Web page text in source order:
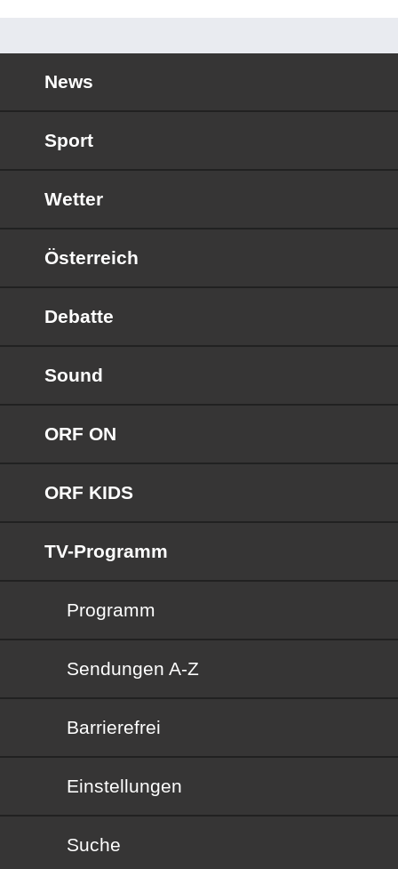
News
Sport
Wetter
Österreich
Debatte
Sound
ORF ON
ORF KIDS
TV-Programm
Programm
Sendungen von A bis Z
Sendungen A-Z
Barrierefrei
Barrierefrei
Einstellungen
Suche